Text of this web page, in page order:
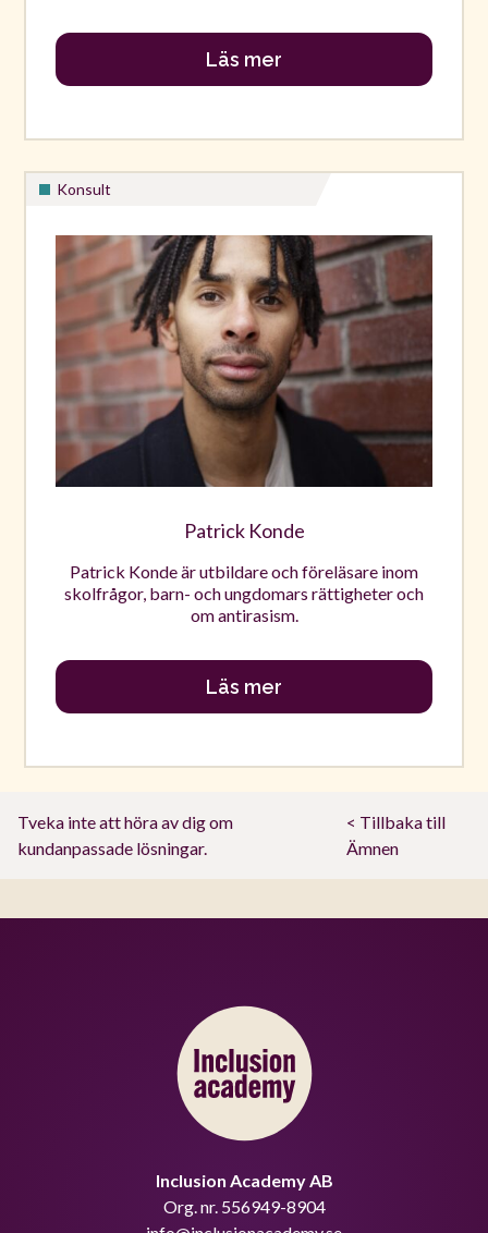
Läs mer
Konsult
Patrick Konde
Patrick Konde är utbildare och föreläsare inom
skolfrågor, barn- och ungdomars rättigheter och
om antirasism.
Läs mer
Tveka inte att höra av dig om
kundanpassade lösningar.
< Tillbaka till
Ämnen
Inclusion Academy AB
Org. nr. 556949-8904